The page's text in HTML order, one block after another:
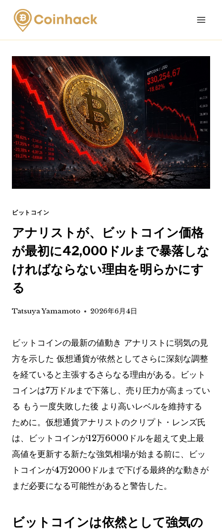
Skip
content
ビットコイン
アナリストが、ビットコイン価格
が最初に42,000ドルまで暴落しな
ければならない理由を明らかにす
る
Tatsuya Yamamoto 2026年6月4日
ビットコインの最新の値動き アナリストに弱気の見
方を示した 仮想通貨が依然としてさらに深刻な調整
を経ていると主張するさらなる理由がある。ビット
コインは7万ドルまで下落し、売り圧力が高まってい
る もう一度失敗した後 より高いレベルを維持する
ために。仮想通貨アナリストのクリプト・レンズ氏
は、ビットコインが12万6000ドルを超えて史上最
高値を更新する新たな強気相場が始まる前に、ビッ
トコインが4万2000ドルまで下げる最終的な動きが
まだ必要になる可能性があると警告した。
ビットコインは依然として強気の